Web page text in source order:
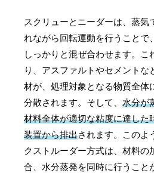
スクリューとニーダーは、蒸気
れながら回転運動を行うことで
しっかりと混ぜ合わせます。こ
り、アスファルトやセメントな
材が、処理対象となる物質全体
分散されます。そして、水分が
材料全体が適切な粘度に達した
装置から排出されます。このよ
クストルーダー方式は、材料の
合、水分蒸発を同時に行うこと